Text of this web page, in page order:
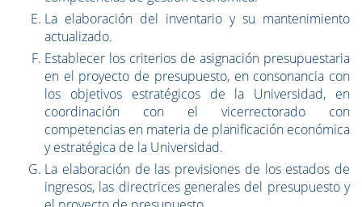
La elaboración del inventario y su mantenimiento
actualizado.
Establecer los criterios de asignación presupuestaria
en el proyecto de presupuesto, en consonancia con
los objetivos estratégicos de la Universidad, en
coordinación con el vicerrectorado con
competencias en materia de planificación económica
y estratégica de la Universidad.
La elaboración de las previsiones de los estados de
ingresos, las directrices generales del presupuesto y